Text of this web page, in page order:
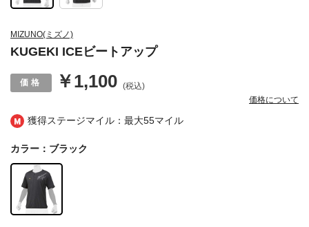
獲得ステージマイル：最大55マイル
MIZUNO(ミズノ)
KUGEKI ICEビートアップ
￥1,100 (税込)
価格について
カラー：ブラック